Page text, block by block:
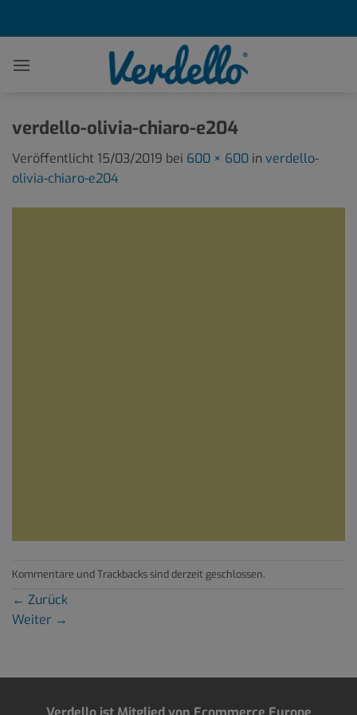
verdello-olivia-chiaro-e204
Veröffentlicht 15/03/2019 bei 600 × 600 in verdello-
olivia-chiaro-e204
Kommentare und Trackbacks sind derzeit geschlossen.
← Zurück
Weiter →